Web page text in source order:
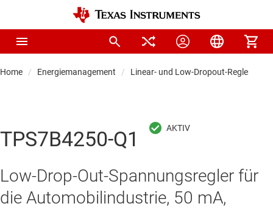
Home Energiemanagement Linear- und Low-Dropout-Regler
TPS7B4250-Q1
Low-Drop-Out-Spannungsregler für
die Automobilindustrie, 50 mA,